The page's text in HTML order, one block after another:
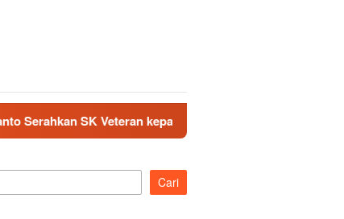
kepada LVRI untuk Proses Verifikasi
Cari